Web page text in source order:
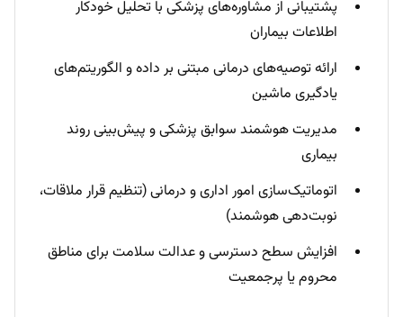
پشتیبانی از مشاوره‌های پزشکی با تحلیل خودکار
اطلاعات بیماران
ارائه توصیه‌های درمانی مبتنی بر داده و الگوریتم‌های
یادگیری ماشین
مدیریت هوشمند سوابق پزشکی و پیش‌بینی روند
بیماری
اتوماتیک‌سازی امور اداری و درمانی (تنظیم قرار ملاقات،
نوبت‌دهی هوشمند)
افزایش سطح دسترسی و عدالت سلامت برای مناطق
محروم یا پرجمعیت